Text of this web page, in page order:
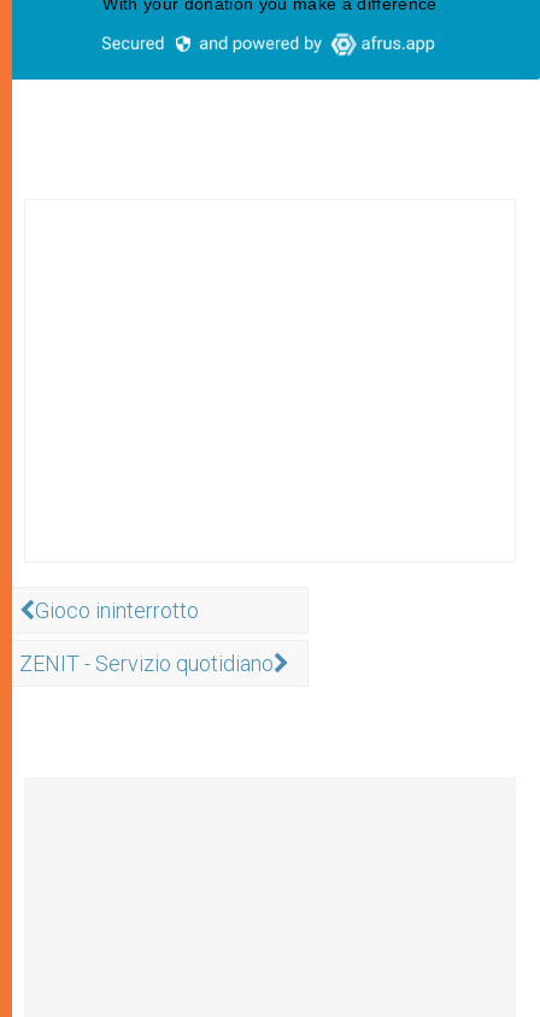
Gioco ininterrotto
ZENIT - Servizio quotidiano